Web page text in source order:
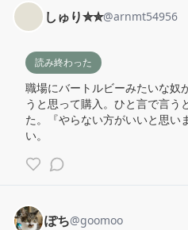
しゅり✮✮@arnmt54956
読み終わった
職場にバートルビーみたいな奴
うと思って購入。ひと言で言う
た。『やらない方がいいと思い
い。
ぽち@goomoo